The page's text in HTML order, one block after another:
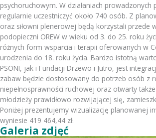
psychoruchowym. W działaniach prowadzonych
regularnie uczestniczyć około 740 osób. Z
oraz siłowni plenerowej będą korzystali przede
podopieczni OREW w wieku od 3. do 25. roku
różnych form wsparcia i terapii oferowanych w
urodzenia do 18. roku życia. Bardzo istotną
PSONI, jak i Fundacji Drzewo i Jutro, jest
zabaw będzie dostosowany do potrzeb osób z
niepełnosprawności ruchowej oraz otwarty
młodzieży prawidłowo rozwijającej się,
Poniżej prezentujemy wizualizację planowanej
wyniesie 419 464,44 zł.
Galeria zdjęć